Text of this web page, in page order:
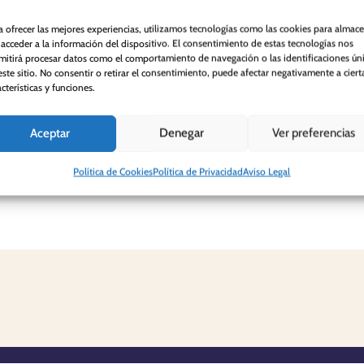
ofrecer las mejores experiencias, utilizamos tecnologías como las cookies para
a la información del dispositivo. El consentimiento de estas tecnologías nos
procesar datos como el comportamiento de navegación o las identificaciones
sitio. No consentir o retirar el consentimiento, puede afectar negativamente a
y funciones.
Aceptar Denegar Ver preferencias
Política de CookiesPolítica de PrivacidadAviso Legal
Berta
29,90€
Roberta Gris
24,90€